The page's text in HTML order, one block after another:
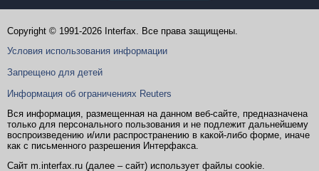
Copyright © 1991-2026 Interfax. Все права защищены.
Условия использования информации
Запрещено для детей
Информация об ограничениях Reuters
Вся информация, размещенная на данном веб-сайте, предназначена
только для персонального пользования и не подлежит дальнейшему
воспроизведению и/или распространению в какой-либо форме, иначе
как с письменного разрешения Интерфакса.
Сайт m.interfax.ru (далее – сайт) использует файлы cookie.